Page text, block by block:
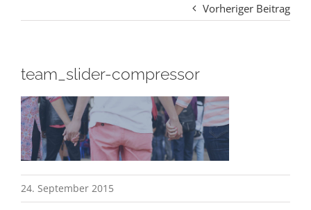
Vorheriger Beitrag
team_slider-compressor
24. September 2015